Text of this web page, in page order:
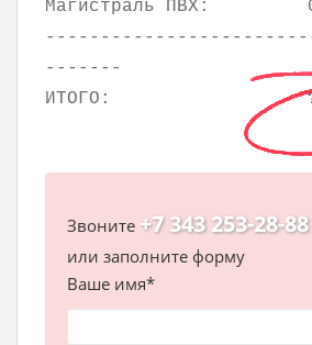
Магистраль ПВХ:
-------
ИТОГО:
Звоните +7 343 253-28-88
или заполните форму
Ваше имя*